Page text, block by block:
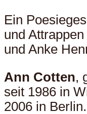
Ein
und
und Anke
Ann Cotten,
seit 1986 in
2006 in